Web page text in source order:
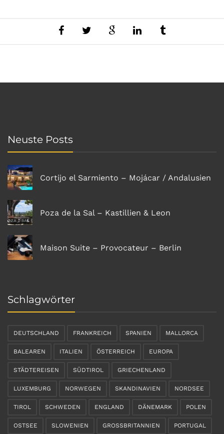
Neuste Posts
Cortijo el Sarmiento – Mojácar / Andalusien
Poza de la Sal – Kastillien & Leon
Maison Suite – Provocateur – Berlin
Schlagwörter
DEUTSCHLAND FRANKREICH SPANIEN MALLORCA
BALEAREN ITALIEN ÖSTERREICH EUROPA
STÄDTEREISEN SÜDTIROL GRIECHENLAND
LUXEMBURG NORWEGEN SKANDINAVIEN NORDSEE
TIROL SCHWEDEN ENGLAND DÄNEMARK POLEN
OSTSEE SLOWENIEN GROSSBRITANNIEN PORTUGAL